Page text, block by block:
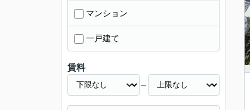
マンション
一戸建て
賃料
～